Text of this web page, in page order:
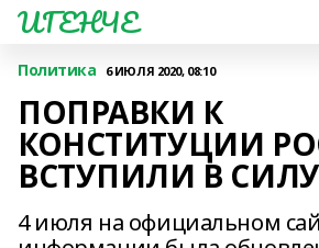
ИГЕНЧЕ
Политика 6 ИЮЛЯ 2020, 08:10
ПОПРАВКИ К
КОНСТИТУЦИИ
ВСТУПИЛИ В СИЛУ
4 июля на официальном